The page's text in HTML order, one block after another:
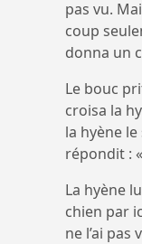
pas vu.
coup
donna un
Le bouc
croisa la
la hyène
répondit :
La hyène
chien par
ne l’ai pas